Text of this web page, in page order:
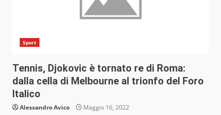
Sport
Tennis, Djokovic è tornato re di Roma:
dalla cella di Melbourne al trionfo del Foro
Italico
Alessandro Avico Maggio 16, 2022